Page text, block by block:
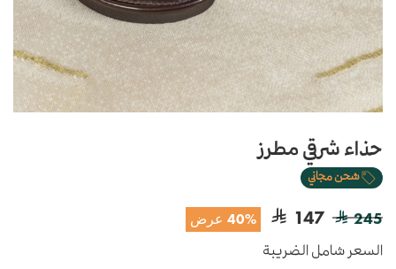
حذاء شرقي مطرز
شحن مجاني
245
147 40% عرض
السعر شامل الضريبة